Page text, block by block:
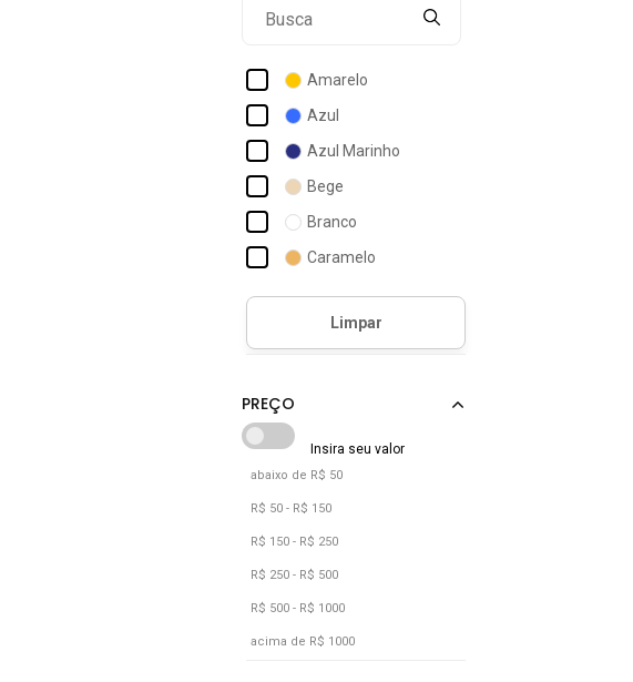
Amarelo
Azul
Azul Marinho
Bege
Branco
Caramelo
Cinza
Dourado
Off-white
Prata
Preto
Rosa
Verde
Vermelho
abaixo de R$ 50
R$ 50 - R$ 150
R$ 150 - R$ 250
R$ 250 - R$ 500
R$ 500 - R$ 1000
acima de R$ 1000